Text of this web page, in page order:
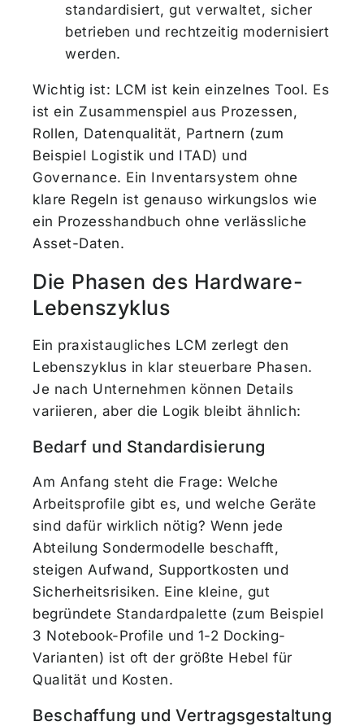
standardisiert, gut verwaltet, sicher
betrieben und rechtzeitig modernisiert
werden.
Wichtig ist: LCM ist kein einzelnes Tool. Es
ist ein Zusammenspiel aus Prozessen,
Rollen, Datenqualität, Partnern (zum
Beispiel Logistik und ITAD) und
Governance. Ein Inventarsystem ohne
klare Regeln ist genauso wirkungslos wie
ein Prozesshandbuch ohne verlässliche
Asset-Daten.
Die Phasen des Hardware-
Lebenszyklus
Ein praxistaugliches LCM zerlegt den
Lebenszyklus in klar steuerbare Phasen.
Je nach Unternehmen können Details
variieren, aber die Logik bleibt ähnlich:
Bedarf und Standardisierung
Am Anfang steht die Frage: Welche
Arbeitsprofile gibt es, und welche Geräte
sind dafür wirklich nötig? Wenn jede
Abteilung Sondermodelle beschafft,
steigen Aufwand, Supportkosten und
Sicherheitsrisiken. Eine kleine, gut
begründete Standardpalette (zum Beispiel
3 Notebook-Profile und 1-2 Docking-
Varianten) ist oft der größte Hebel für
Qualität und Kosten.
Beschaffung und Vertragsgestaltung